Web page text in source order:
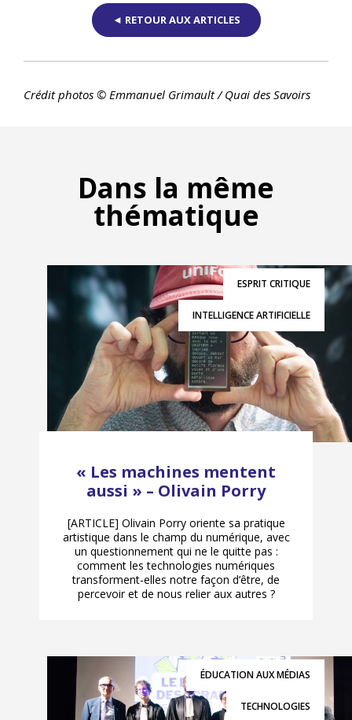
◄ RETOUR AUX ARTICLES
Crédit photos © Emmanuel Grimault / Quai des Savoirs
Dans la même
thématique
ESPRIT CRITIQUE
INTELLIGENCE ARTIFICIELLE
« Les machines mentent
aussi » – Olivain Porry
[ARTICLE] Olivain Porry oriente sa pratique
artistique dans le champ du numérique, avec
un questionnement qui ne le quitte pas :
comment les technologies numériques
transforment-elles notre façon d’être, de
percevoir et de nous relier aux autres ?
ÉDUCATION AUX MÉDIAS
TECHNOLOGIES